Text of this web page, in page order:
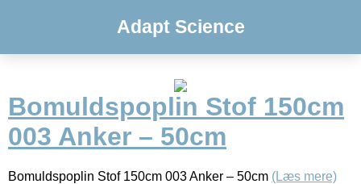
Adapt Science
Bomuldspoplin Stof 150cm
003 Anker – 50cm
Bomuldspoplin Stof 150cm 003 Anker – 50cm (Læs mere)